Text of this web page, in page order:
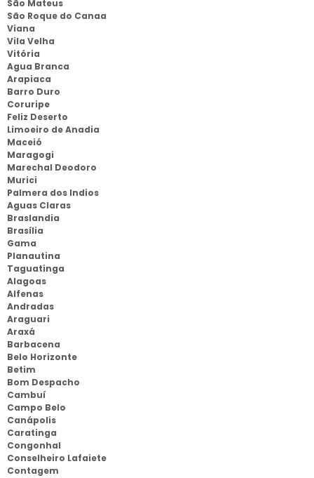
São Mateus
São Roque do Canaa
Viana
Vila Velha
Vitória
Agua Branca
Arapiaca
Barro Duro
Coruripe
Feliz Deserto
Limoeiro de Anadia
Maceió
Maragogi
Marechal Deodoro
Murici
Palmera dos Indios
Aguas Claras
Braslandia
Brasília
Gama
Planautina
Taguatinga
Alagoas
Alfenas
Andradas
Araguari
Araxá
Barbacena
Belo Horizonte
Betim
Bom Despacho
Cambuí
Campo Belo
Canápolis
Caratinga
Congonhal
Conselheiro Lafaiete
Contagem